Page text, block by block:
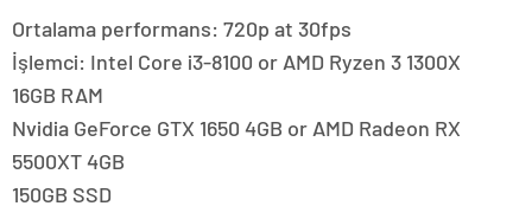
Ortalama performans: 720p at 30fps
İşlemci: Intel Core i3-8100 or AMD Ryzen 3 1300X
16GB RAM
Nvidia GeForce GTX 1650 4GB or AMD Radeon RX
5500XT 4GB
150GB SSD